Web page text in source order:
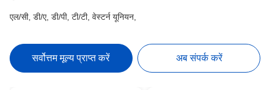
एल/सी, डी/ए, डी/पी, टी/टी, वेस्टर्न यूनियन,
सर्वोत्तम मूल्य प्राप्त करें अब संपर्क करें